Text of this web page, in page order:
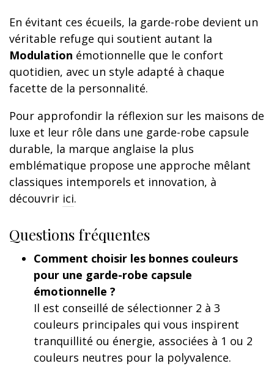
En évitant ces écueils, la garde-robe devient un
véritable refuge qui soutient autant la
Modulation émotionnelle que le confort
quotidien, avec un style adapté à chaque
facette de la personnalité.
Pour approfondir la réflexion sur les maisons de
luxe et leur rôle dans une garde-robe capsule
durable, la marque anglaise la plus
emblématique propose une approche mêlant
classiques intemporels et innovation, à
découvrir ici.
Questions fréquentes
Comment choisir les bonnes couleurs
pour une garde-robe capsule
émotionnelle ?
Il est conseillé de sélectionner 2 à 3
couleurs principales qui vous inspirent
tranquillité ou énergie, associées à 1 ou 2
couleurs neutres pour la polyvalence.